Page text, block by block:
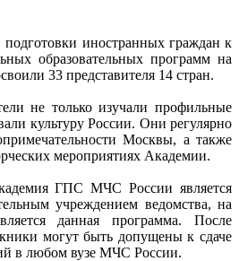
иностранных граждан к
образовательных программ на
33 представителя 14 стран.
не только изучали профильные
культуру России. Они регулярно
Москвы, а также
мероприятиях Академии.
ГПС МЧС России является
учреждением ведомства, на
данная программа. После
могут быть допущены к сдаче
в любом вузе МЧС России.